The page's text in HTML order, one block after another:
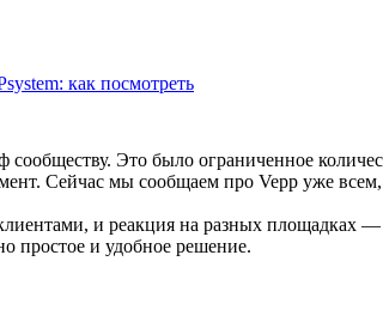
как посмотреть
сообществу. Это было ограниченное
Сейчас мы сообщаем про Vepp уже
и реакция на разных площадках
простое и удобное решение.